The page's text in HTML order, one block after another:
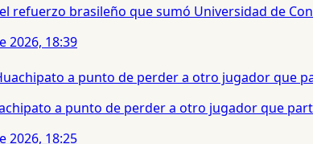
refuerzo brasileño que sumó Universidad de
2026, 18:39
a punto de perder a otro jugador que
2026, 18:25